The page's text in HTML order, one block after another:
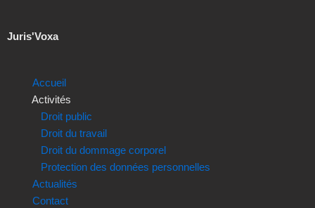
Juris'Voxa
Accueil
Activités
Droit public
Droit du travail
Droit du dommage corporel
Protection des données personnelles
Actualités
Contact